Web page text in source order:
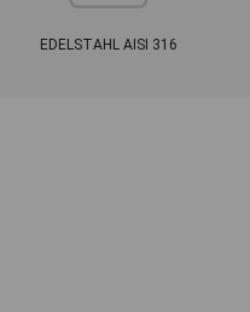
EDELSTAHL AISI 316